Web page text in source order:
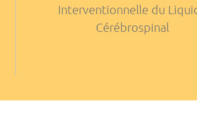
Interventionnelle du
Cérébrospinal